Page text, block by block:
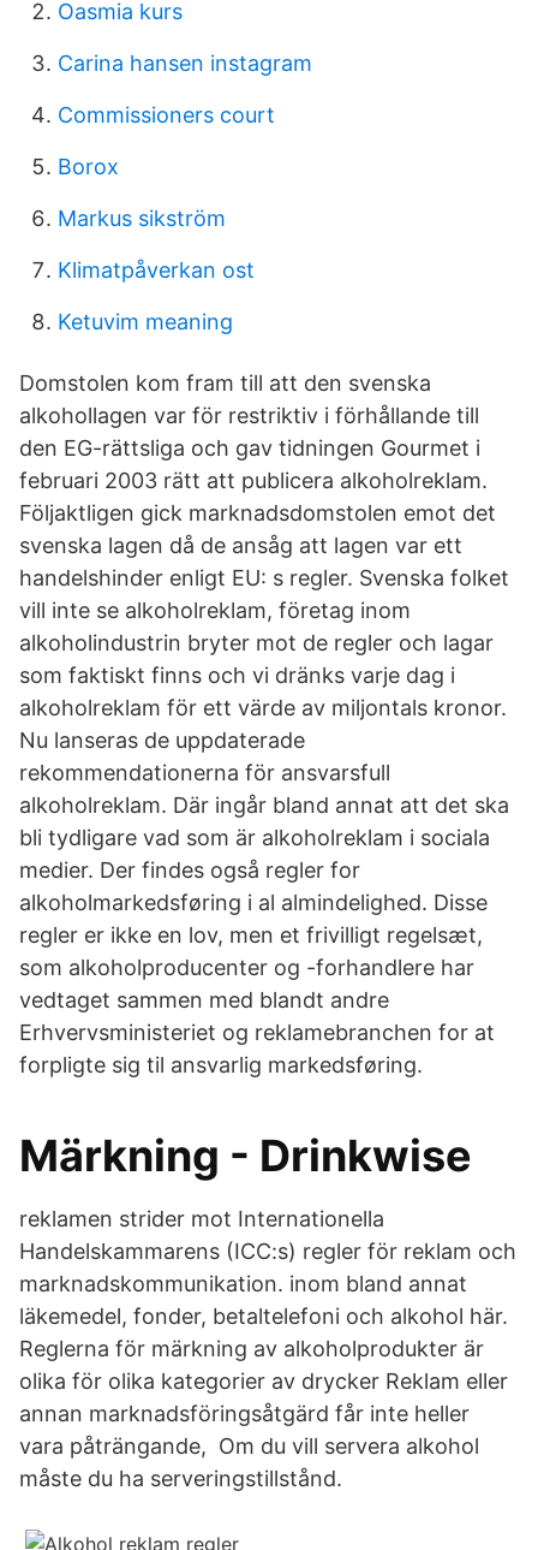
Oasmia kurs
Carina hansen instagram
Commissioners court
Borox
Markus sikström
Klimatpåverkan ost
Ketuvim meaning
Domstolen kom fram till att den svenska
alkohollagen var för restriktiv i förhållande till
den EG-rättsliga och gav tidningen Gourmet i
februari 2003 rätt att publicera alkoholreklam.
Följaktligen gick marknadsdomstolen emot det
svenska lagen då de ansåg att lagen var ett
handelshinder enligt EU: s regler. Svenska folket
vill inte se alkoholreklam, företag inom
alkoholindustrin bryter mot de regler och lagar
som faktiskt finns och vi dränks varje dag i
alkoholreklam för ett värde av miljontals kronor.
Nu lanseras de uppdaterade
rekommendationerna för ansvarsfull
alkoholreklam. Där ingår bland annat att det ska
bli tydligare vad som är alkoholreklam i sociala
medier. Der findes også regler for
alkoholmarkedsføring i al almindelighed. Disse
regler er ikke en lov, men et frivilligt regelsæt,
som alkoholproducenter og -forhandlere har
vedtaget sammen med blandt andre
Erhvervsministeriet og reklamebranchen for at
forpligte sig til ansvarlig markedsføring.
Märkning - Drinkwise
reklamen strider mot Internationella
Handelskammarens (ICC:s) regler för reklam och
marknadskommunikation. inom bland annat
läkemedel, fonder, betaltelefoni och alkohol här.
Reglerna för märkning av alkoholprodukter är
olika för olika kategorier av drycker Reklam eller
annan marknadsföringsåtgärd får inte heller
vara påträngande, Om du vill servera alkohol
måste du ha serveringstillstånd.